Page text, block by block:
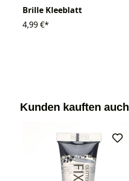
Brille Kleeblatt
4,99 €*
Kunden kauften auch